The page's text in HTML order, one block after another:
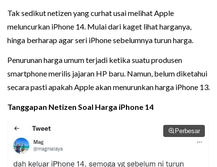
Tak sedikut netizen yang curhat usai melihat Apple
meluncurkan iPhone 14. Mulai dari kaget lihat harganya,
hinga berharap agar seri iPhone sebelumnya turun harga.
Penurunan harga umum terjadi ketika suatu produsen
smartphone merilis jajaran HP baru. Namun, belum diketahui
secara pasti apakah Apple akan menurunkan harga iPhone 13.
Tanggapan Netizen Soal Harga iPhone 14
Perbesar